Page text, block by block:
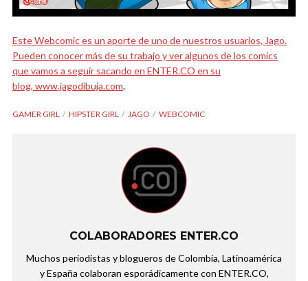
Este Webcomic es un aporte de uno de nuestros usuarios, Jago.
Pueden conocer más de su trabajo y ver algunos de los comics
que vamos a seguir sacando en ENTER.CO en su
blog, www.jagodibuja.com.
GAMER GIRL HIPSTER GIRL JAGO WEBCOMIC
COLABORADORES ENTER.CO
Muchos periodistas y blogueros de Colombia, Latinoamérica
y España colaboran esporádicamente con ENTER.CO,